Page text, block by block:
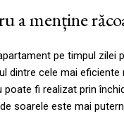
a menține
pe timpul
dintre cele mai
fi realizat prin
soarele este mai